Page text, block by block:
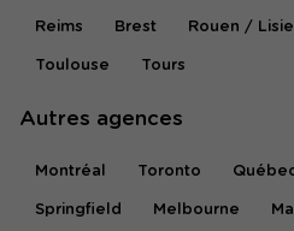
Reims Brest Rouen /
Toulouse Tours
Autres agences
Montréal Toronto
Springfield Melbourne